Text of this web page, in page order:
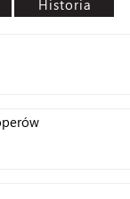
Historia